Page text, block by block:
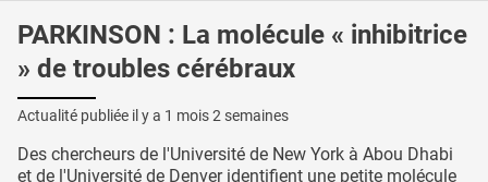
PARKINSON : La molécule « inhibitrice
» de troubles cérébraux
Actualité publiée il y a 1 mois 2 semaines
Des chercheurs de l'Université de New York à Abou Dhabi
et de l'Université de Denver identifient une petite molécule